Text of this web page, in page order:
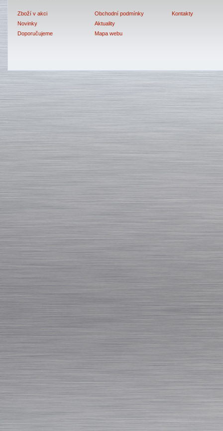
Zboží v akci
Novinky
Doporučujeme
Obchodní podmínky
Aktuality
Mapa webu
Kontakty